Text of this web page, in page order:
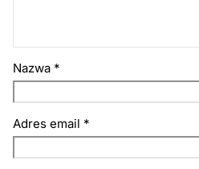
Nazwa *
Adres email *